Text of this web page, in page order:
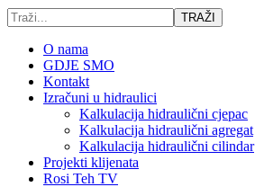
TRAŽI
O nama
GDJE SMO
Kontakt
Izračuni u hidraulici
Kalkulacija hidraulični cjepac
Kalkulacija hidraulični agregat
Kalkulacija hidraulični cilindar
Projekti klijenata
Rosi Teh TV